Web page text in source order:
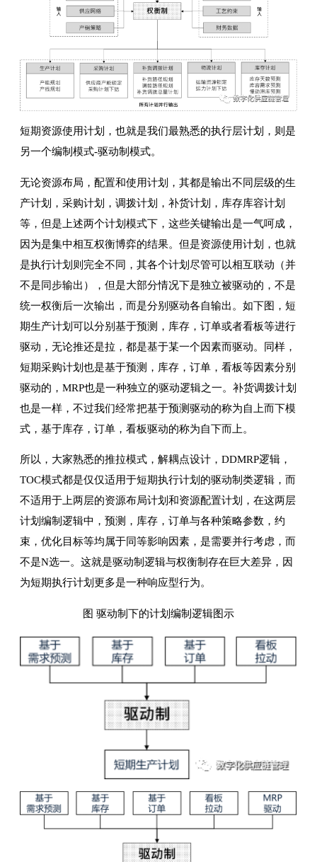
短期资源使用计划，也就是我们最熟悉的执行层计划，则是
另一个编制模式-驱动制模式。
无论资源布局，配置和使用计划，其都是输出不同层级的生
产计划，采购计划，调拨计划，补货计划，库存库容计划
等，但是上述两个计划模式下，这些关键输出是一气呵成，
因为是集中相互权衡博弈的结果。但是资源使用计划，也就
是执行计划则完全不同，其各个计划尽管可以相互联动（并
不是同步输出），但是大部分情况下是独立被驱动的，不是
统一权衡后一次输出，而是分别驱动各自输出。如下图，短
期生产计划可以分别基于预测，库存，订单或者看板等进行
驱动，无论推还是拉，都是基于某一个因素而驱动。同样，
短期采购计划也是基于预测，库存，订单，看板等因素分别
驱动的，MRP也是一种独立的驱动逻辑之一。补货调拨计划
也是一样，不过我们经常把基于预测驱动的称为自上而下模
式，基于库存，订单，看板驱动的称为自下而上。
所以，大家熟悉的推拉模式，解耦点设计，DDMRP逻辑，
TOC模式都是仅仅适用于短期执行计划的驱动制类逻辑，而
不适用于上两层的资源布局计划和资源配置计划，在这两层
计划编制逻辑中，预测，库存，订单与各种策略参数，约
束，优化目标等均属于同等影响因素，是需要并行考虑，而
不是N选一。这就是驱动制逻辑与权衡制存在巨大差异，因
为短期执行计划更多是一种响应型行为。
图 驱动制下的计划编制逻辑图示